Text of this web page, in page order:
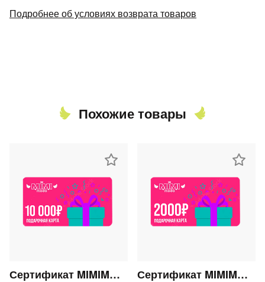
Подробнее об условиях возврата товаров
Похожие товары
Сертификат MIMIMODA 10000 р. Сертификат MIMIMODA 2000 р.